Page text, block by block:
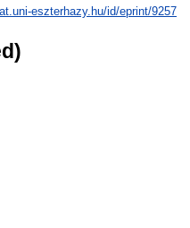
eszterhazy.hu/id/eprint/9257